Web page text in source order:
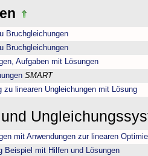
Bruchgleichungen
Bruchgleichungen
Aufgaben mit Lösungen
SMART
zu linearen Ungleichungen mit Lösung
mit Anwendungen zur linearen
Beispiel mit Hilfen und Lösungen